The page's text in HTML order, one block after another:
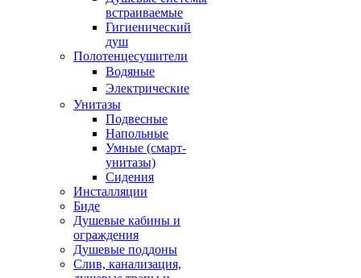
встраиваемые
Гигиенический
душ
Полотенцесушители
ㅤВодяные
ㅤЭлектрические
Унитазы
Подвесные
Напольные
Умные (смарт-
унитазы)
Сидения
Инсталляции
Биде
Душевые кабины и
ограждения
Душевые поддоны
Слив, канализация,